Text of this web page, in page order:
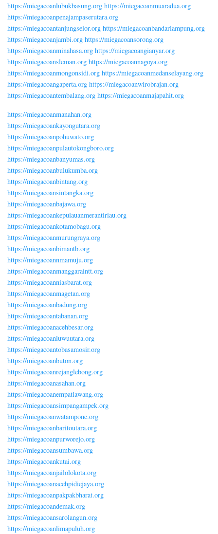
https://miegacoanlubukbasung.org https://miegacoanmuaradua.org
https://miegacoanpenajampaserutara.org
https://miegacoantanjungselor.org https://miegacoanbandarlampung.org
https://miegacoanjambi.org https://miegacoansorong.org
https://miegacoanminahasa.org https://miegacoangianyar.org
https://miegacoansleman.org https://miegacoannagoya.org
https://miegacoanmongonsidi.org https://miegacoanmedanselayang.org
https://miegacoangaperta.org https://miegacoanwirobrajan.org
https://miegacoantembalang.org https://miegacoanmajapahit.org
https://miegacoanmanahan.org
https://miegacoankayongutara.org
https://miegacoanpohuwato.org
https://miegacoanpulautokongboro.org
https://miegacoanbanyumas.org
https://miegacoanbulukumba.org
https://miegacoanbintang.org
https://miegacoansintangka.org
https://miegacoanbajawa.org
https://miegacoankepulauanmerantiriau.org
https://miegacoankotamobagu.org
https://miegacoanmurungraya.org
https://miegacoanbimantb.org
https://miegacoannmamuju.org
https://miegacoanmanggaraintt.org
https://miegacoanniasbarat.org
https://miegacoanmagetan.org
https://miegacoanbadung.org
https://miegacoantabanan.org
https://miegacoanacehbesar.org
https://miegacoanluwuutara.org
https://miegacoantobasamosir.org
https://miegacoanbuton.org
https://miegacoanrejanglebong.org
https://miegacoanasahan.org
https://miegacoanempatlawang.org
https://miegacoansimpangampek.org
https://miegacoanwatampone.org
https://miegacoanbaritoutara.org
https://miegacoanpurworejo.org
https://miegacoansumbawa.org
https://miegacoankutai.org
https://miegacoanjailolokota.org
https://miegacoanacehpidiejaya.org
https://miegacoanpakpakbharat.org
https://miegacoandemak.org
https://miegacoansarolangun.org
https://miegacoanlimapuluh.org